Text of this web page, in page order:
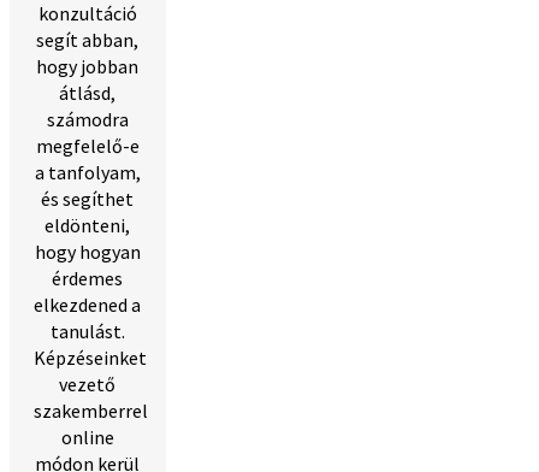
konzultáció
segít abban,
hogy jobban
átlásd,
számodra
megfelelő-e
a tanfolyam,
és segíthet
eldönteni,
hogy hogyan
érdemes
elkezdened a
tanulást.
Képzéseinket
vezető
szakemberrel
online
módon kerül